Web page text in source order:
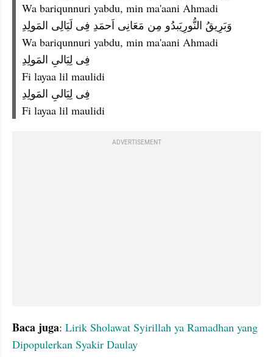
Wa bariqunnuri yabdu, min ma'aani Ahmadi
وَبَرِيقُ النُّورِيَبدُو مِن مَعَانِى اَحمَدِ فِى لَيَالِى المَولِدِ
Wa bariqunnuri yabdu, min ma'aani Ahmadi
فِى لِيَالىِ المَولِدِ
Fi layaa lil maulidi
فِى لِيَالىِ المَولِدِ
Fi layaa lil maulidi
ADVERTISEMENT
Baca juga: Lirik Sholawat Syirillah ya Ramadhan yang
Dipopulerkan Syakir Daulay